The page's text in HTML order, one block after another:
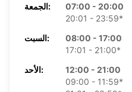
الجمعة:
07:00 - 20:00
20:01 - 23:59*
السبت:
08:00 - 17:00
17:01 - 21:00*
الأحد:
12:00 - 21:00
09:00 - 11:59*